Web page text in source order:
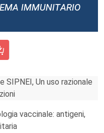
immunitario
1/2018
SIPNEI, Un uso razionale
vaccinale: antigeni,